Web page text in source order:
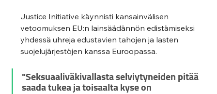
Justice Initiative käynnisti kansainvälisen
vetoomuksen EU:n lainsäädännön edistämiseksi
yhdessä uhreja edustavien tahojen ja lasten
suojelujärjestöjen kanssa Euroopassa.
"Seksuaaliväkivallasta selviytyneiden pitää
saada tukea ja toisaalta kyse on